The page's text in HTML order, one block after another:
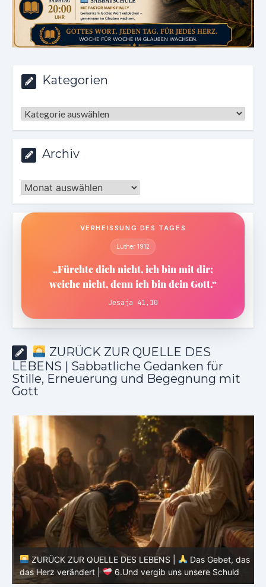
Kategorien
Kategorien
Archiv
Archiv
VERHEISSUNG DES TAGES
Luther 1912
„Fürchte dich nicht, ich bin mit dir;
weiche nicht, denn ich bin dein Gott.“
Jesaja 41,10
ZURÜCK ZUR QUELLE DES
LEBENS | Sabbatliche Gedanken für
Stille, Erneuerung und Begegnung mit
Gott
ZURÜCK ZUR QUELLE DES LEBENS |
Das Gebet, das
das Herz verändert |
6.Und vergib uns unsere Schuld